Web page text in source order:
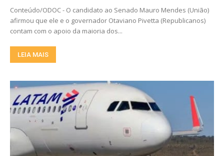
Conteúdo/ODOC - O candidato ao Senado Mauro Mendes (União)
afirmou que ele e o governador Otaviano Pivetta (Republicanos)
contam com o apoio da maioria dos...
LEIA MAIS